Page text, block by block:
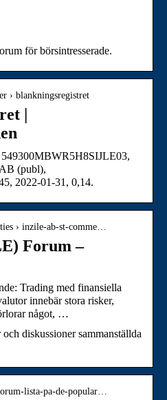
för börsintresserade.
› blankningsregistret
|
(publ),
2022-01-31, 0,14.
› inzile-ab-st-comme…
Forum –
Trading med finansiella
innebär stora risker,
något, …
diskussioner sammanställda
lista-pa-de-popular…